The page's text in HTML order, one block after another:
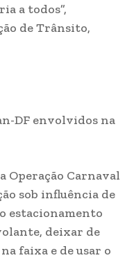
a todos”,
de Trânsito,
DF envolvidos na
Operação Carnaval
sob influência de
estacionamento
deixar de
faixa e de usar o